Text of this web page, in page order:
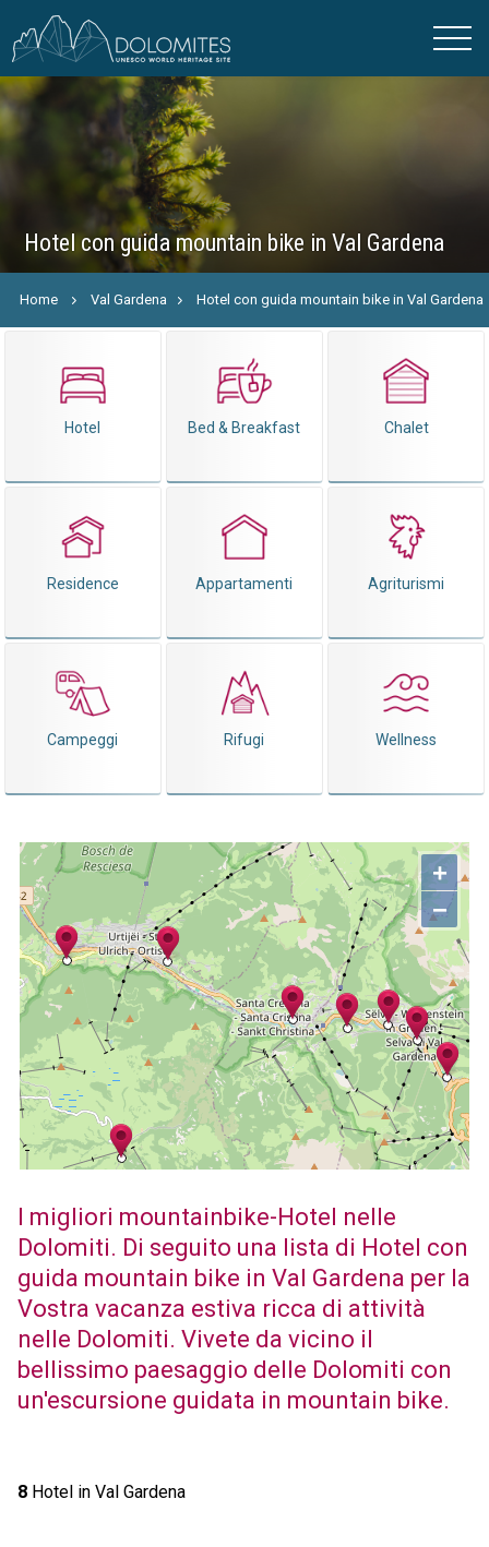
Hotel con guida mountain bike in Val Gardena
Home Val Gardena Hotel con guida mountain bike in Val Gardena
Hotel Bed & Breakfast Chalet
Residence Appartamenti Agriturismi
Campeggi Rifugi Wellness
+
−
I migliori mountainbike-Hotel nelle
Dolomiti. Di seguito una lista di Hotel con
guida mountain bike in Val Gardena per la
Vostra vacanza estiva ricca di attività
nelle Dolomiti. Vivete da vicino il
bellissimo paesaggio delle Dolomiti con
un'escursione guidata in mountain bike.
8Hotel in Val Gardena